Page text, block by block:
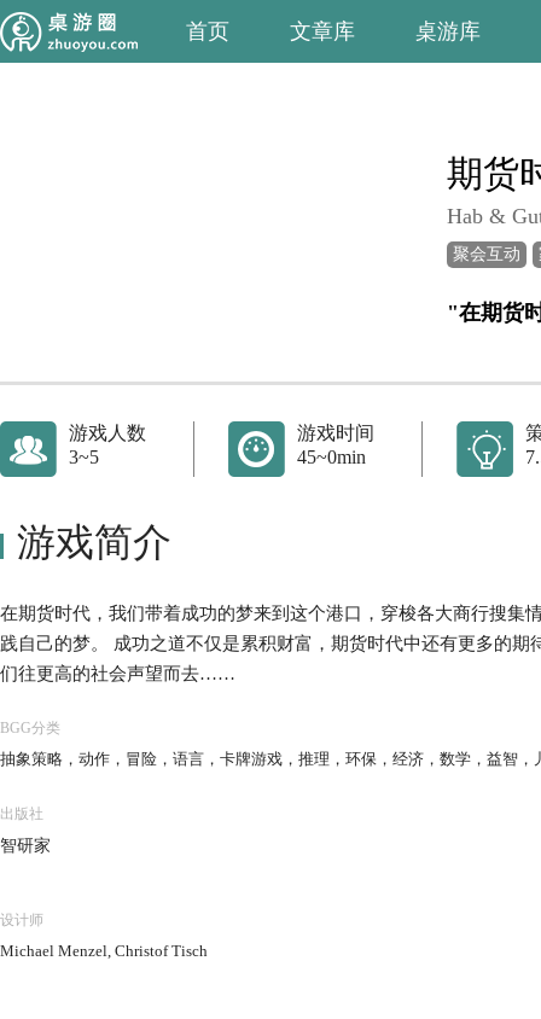
首页 文章库 桌游库
期货
Hab &
聚会互动
游戏人数
3~5
游戏时间
45~0min
游戏简介
在期货时代，我们带着成功的梦来到这个港口，穿梭各大商行搜集
践自己的梦。 成功之道不仅是累积财富，期货时代中还有更多的
们往更高的社会声望而去……
BGG分类
抽象策略，动作，冒险，语言，卡牌游戏，推理，环保，经济，数学，益智，
出版社
智研家
设计师
Michael Menzel, Christof Tisch